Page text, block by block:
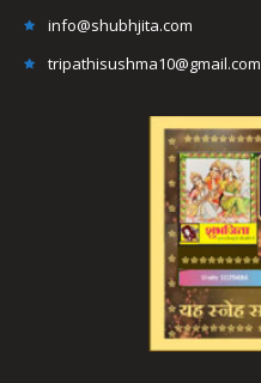
info@shubhjita.com
tripathisushma10@gmail.com